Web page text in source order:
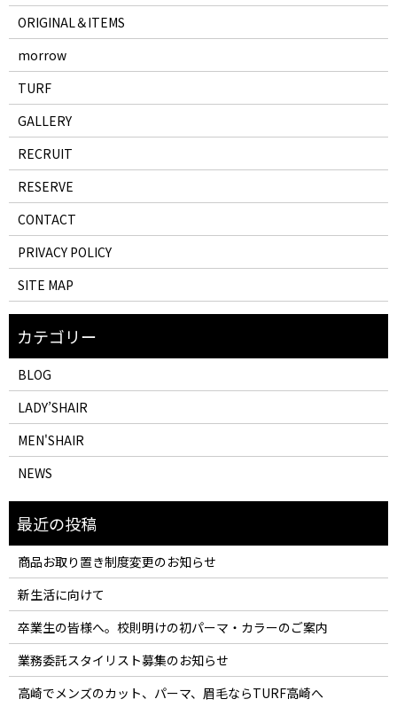
ORIGINAL＆ITEMS
morrow
TURF
GALLERY
RECRUIT
RESERVE
CONTACT
PRIVACY POLICY
SITE MAP
BLOG
LADY’SHAIR
MEN'SHAIR
NEWS
商品お取り置き制度変更のお知らせ
新生活に向けて
卒業生の皆様へ。校則明けの初パーマ・カラーのご案内
業務委託スタイリスト募集のお知らせ
高崎でメンズのカット、パーマ、眉毛ならTURF高崎へ